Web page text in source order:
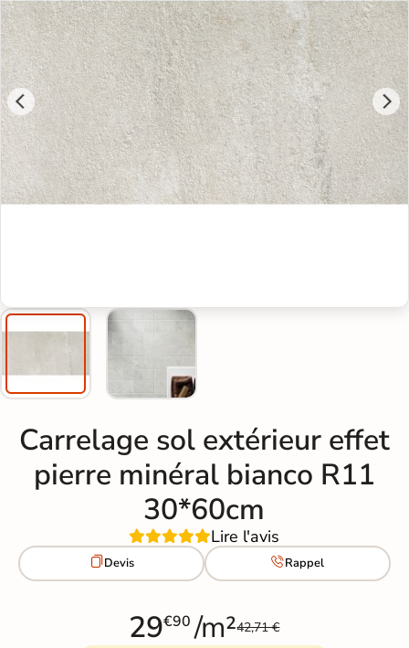
Carrelage sol extérieur effet
pierre minéral bianco R11
30*60cm
Lire l'avis
Devis Rappel
29€90 /m²42,71 €